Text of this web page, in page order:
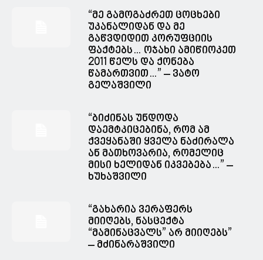
“მე გამოგაძრეთ ცოცხები
უკანალიდან და მე
გაწვდიდით კორუფციის
ფაქტებს… ოჯახი ამიწიოკეთ
2011 წელს და ქონება
წამართვით…” – ვატო
გელაშვილი
“ბიძინას უნდოდა
დაემტკიცებინა, რომ ამ
ქვეყანაში ყველა ნაძირალა
ან მათხოვარია, რომელიც
მისი ხელიდან იკვებება…” –
ხუხაშვილი
“გახარია ვერაფერს
მიიღებს, ნასცექტა
“მამინაცვალს” არ მიიღებს”
– მძინარაშვილი